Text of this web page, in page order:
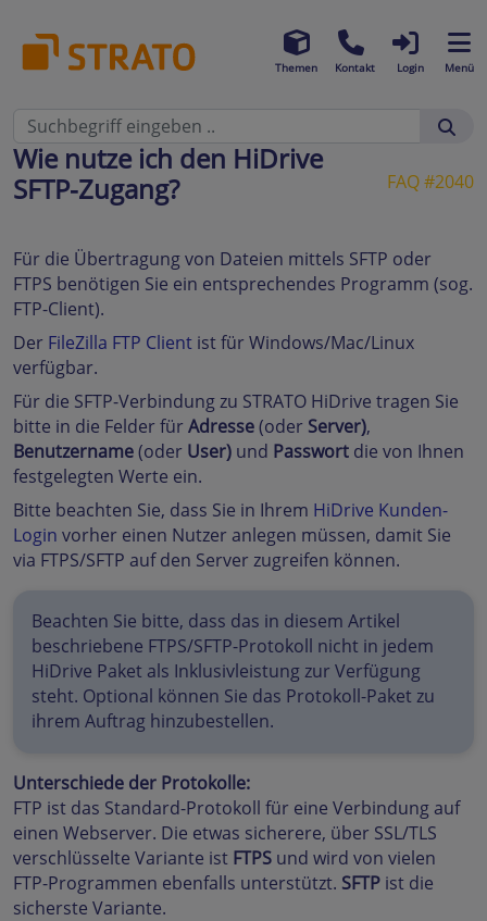
Themen Kontakt Login Menü
FAQ #2040
Wie nutze ich den HiDrive
SFTP-Zugang?
Für die Übertragung von Dateien mittels SFTP oder
FTPS benötigen Sie ein entsprechendes Programm (sog.
FTP-Client).
Der FileZilla FTP Client ist für Windows/Mac/Linux
verfügbar.
Für die SFTP-Verbindung zu STRATO HiDrive tragen Sie
bitte in die Felder für Adresse(oder Server),
Benutzername(oder User) und Passwort die von Ihnen
festgelegten Werte ein.
Bitte beachten Sie, dass Sie in Ihrem HiDrive Kunden-
Login vorher einen Nutzer anlegen müssen, damit Sie
via FTPS/SFTP auf den Server zugreifen können.
Beachten Sie bitte, dass das in diesem Artikel
beschriebene FTPS/SFTP-Protokoll nicht in jedem
HiDrive Paket als Inklusivleistung zur Verfügung
steht. Optional können Sie das Protokoll-Paket zu
ihrem Auftrag hinzubestellen.
Unterschiede der Protokolle:
FTP ist das Standard-Protokoll für eine Verbindung auf
einen Webserver. Die etwas sicherere, über SSL/TLS
verschlüsselte Variante ist FTPS und wird von vielen
FTP-Programmen ebenfalls unterstützt. SFTP ist die
sicherste Variante.